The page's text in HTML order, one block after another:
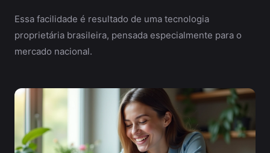
Essa facilidade é resultado de uma tecnologia
proprietária brasileira, pensada especialmente para o
mercado nacional.